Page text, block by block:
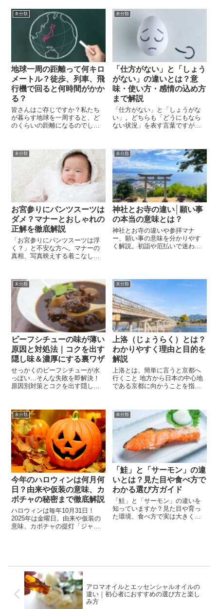
未分類
地球一周の距離って何キロ
メートル？徒歩、列車、飛
行機で回ると何時間がかか
る？
皆さんはご存じですか？私たち
が暮らす地球を一周すると、ど
のくらいの距離になるのでしょ
か。そして、この距離を旅する
のにはどれほどの時間が必要な
のでしょうか。 さらに、この距
離はどのように...
未分類
「仕方がない」と「しょう
がない」の違いとは？意
味・使い方・感情の込め方
まで解説
「仕方がない」と「しょうがな
い」。どちらも「どうにもなら
ない状況」を表す言葉ですが、
す。「なんとなく使っていたけ
ど、正確な違いがわからな
い…」という方も多いのではな
いでしょうか？ この...
未分類
お宮参りにパンツスーツは
ダメ？マナーとおしゃれの
正解を徹底解説
「お宮参りにパンツスーツは浮
く？」と不安な方へ。マナーの
真相、写真映えする着こなし、
未分類
神社とお寺の違い│願い事
の本当の意味とは？
神社とお寺の違いや参拝マナ
ー、願い事の意味を分かりやす
く解説。初詣や厄払いで迷わな
未分類
ビーフシチューの味が薄い
原因と対処法｜コクを出す
隠し味＆濃厚にする裏ワザ
せっかくのビーフシチューが水
っぽい…そんな失敗を即解決！
原因別対策とコクを出す隠し味
未分類
上洛（じょうらく）とは？
わかりやすく理由と目的を
解説
上洛とは、簡単に言うと京都へ
行くこと 地方から日本の中心地
である京都に向かうことを指
に由来しています。 「洛」は京
都を意味する字であり、「上
洛」は今でも京都へ行くことを
示しています。 こ...
未分類
今年のハロウィンは何月何
日？由来や仮装の意味、カ
ボチャの秘密まで徹底解説
ハロウィンは毎年10月31日！
2025年は金曜日。由来や仮装の
意味、カボチャの提灯「ジャッ
未分類
「鮭」と「サーモン」の違
いとは？見た目や食べ方で
わかる選び方ガイド
「鮭」と「サーモン」の違いを
知っていますか？見た目や育っ
た環境、食べ方で実は大きく異
におすすめの一冊です！
アロマオイルとエッセンシャルオイルの
違い｜初心者におすすめの選び方と楽し
み方